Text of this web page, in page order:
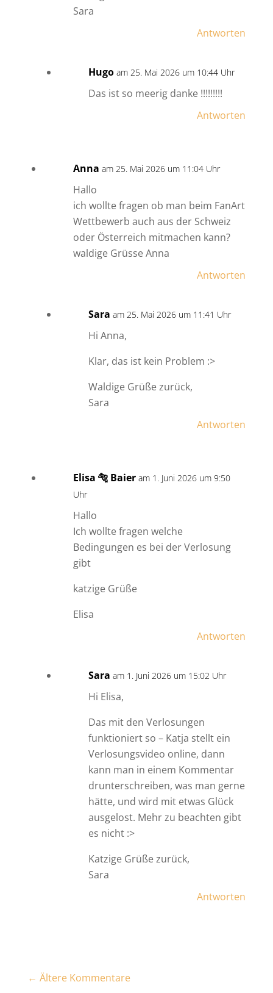
Sara
Antworten
Hugo am 25. Mai 2026 um 10:44 Uhr
Das ist so meerig danke !!!!!!!!!
Antworten
Anna am 25. Mai 2026 um 11:04 Uhr
Hallo
ich wollte fragen ob man beim FanArt
Wettbewerb auch aus der Schweiz
oder Österreich mitmachen kann?
waldige Grüsse Anna
Antworten
Sara am 25. Mai 2026 um 11:41 Uhr
Hi Anna,
Klar, das ist kein Problem :>
Waldige Grüße zurück,
Sara
Antworten
Elisa 🐅 Baier am 1. Juni 2026 um 9:50
Uhr
Hallo
Ich wollte fragen welche
Bedingungen es bei der Verlosung
gibt
katzige Grüße
Elisa
Antworten
Sara am 1. Juni 2026 um 15:02 Uhr
Hi Elisa,
Das mit den Verlosungen
funktioniert so – Katja stellt ein
Verlosungsvideo online, dann
kann man in einem Kommentar
drunterschreiben, was man gerne
hätte, und wird mit etwas Glück
ausgelost. Mehr zu beachten gibt
es nicht :>
Katzige Grüße zurück,
Sara
Antworten
← Ältere Kommentare